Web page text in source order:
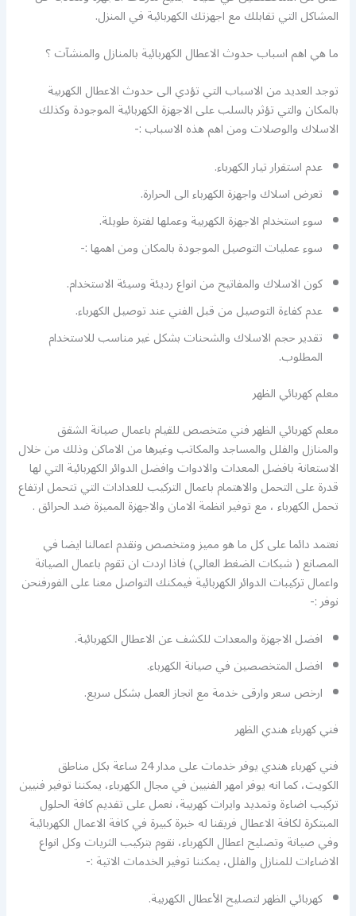
المشاكل التي تقابلك مع اجهزتك الكهربائية في المنزل.
ما هي اهم اسباب حدوث الاعطال الكهربائية بالمنازل والمنشآت ؟
توجد العديد من الاسباب التي تؤدي الى حدوث الاعطال الكهربية
بالمكان والتي تؤثر بالسلب على الاجهزة الكهربائية الموجودة وكذلك
الاسلاك والوصلات ومن اهم هذه الاسباب :-
عدم استقرار تيار الكهرباء.
تعرض اسلاك واجهزة الكهرباء الى الحرارة.
سوء استخدام الاجهزة الكهربية وعملها لفترة طويلة.
سوء عمليات التوصيل الموجودة بالمكان ومن اهمها :-
كون الاسلاك والمفاتيح من انواع رديئة وسيئة الاستخدام.
عدم كفاءة التوصيل من قبل الفني عند توصيل الكهرباء.
تقدير حجم الاسلاك والشحنات بشكل غير مناسب للاستخدام
المطلوب.
معلم كهربائي الظهر
معلم كهربائي الظهر فني متخصص للقيام باعمال صيانة الشقق
والمنازل والفلل والمساجد والمكاتب وغيرها من الاماكن وذلك من خلال
الاستعانة بافضل المعدات والادوات وافضل الدوائر الكهربائية التي لها
قدرة على التحمل والاهتمام باعمال التركيب للعدادات التي تتحمل ارتفاع
تحمل الكهرباء ، مع توفير انظمة الامان والاجهزة المميزة ضد الحرائق .
نعتمد دائما على كل ما هو مميز ومتخصص ونقدم اعمالنا ايضا في
المصانع ( شبكات الضغط العالي) فاذا اردت ان تقوم باعمال الصيانة
واعمال تركيبات الدوائر الكهربائية فيمكنك التواصل معنا على الفورفنحن
نوفر :-
افضل الاجهزة والمعدات للكشف عن الاعطال الكهربائية.
افضل المتخصصين في صيانة الكهرباء.
ارخص سعر وارقى خدمة مع انجاز العمل بشكل سريع.
فني كهرباء هندي الظهر
فني كهرباء هندي يوفر خدمات على مدار 24 ساعة بكل مناطق
الكويت، كما انه يوفر امهر الفنيين في مجال الكهرباء، يمكننا توفير فنيين
تركيب اضاءة وتمديد وايرات كهربية، نعمل على تقديم كافة الحلول
المبتكرة لكافة الاعطال فريقنا له خبرة كبيرة في كافة الاعمال الكهربائية
وفي صيانة وتصليح اعطال الكهرباء، نقوم بتركيب الثريات وكل انواع
الاضاءات للمنازل والفلل، يمكننا توفير الخدمات الاتية :-
كهربائي الظهر لتصليح الأعطال الكهربية.